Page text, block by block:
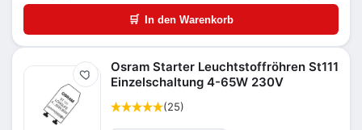
🛒 In den Warenkorb
Merken
Osram Starter Leuchtstoffröhren St111
Einzelschaltung 4-65W 230V
(25)